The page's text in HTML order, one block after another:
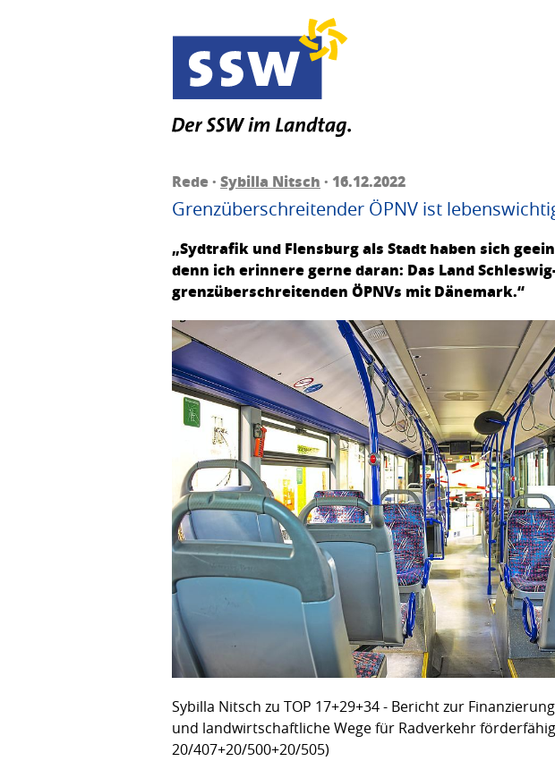
Rede · Sybilla Nitsch · 16.12.2022
Grenzüberschreitender ÖPNV ist
„Sydtrafik und Flensburg als Stadt haben sich
denn ich erinnere gerne daran: Das Land
grenzüberschreitenden ÖPNVs mit Dänemark.“
Sybilla Nitsch zu TOP 17+29+34 - Bericht zur
und landwirtschaftliche Wege für Radverkehr
20/407+20/500+20/505)